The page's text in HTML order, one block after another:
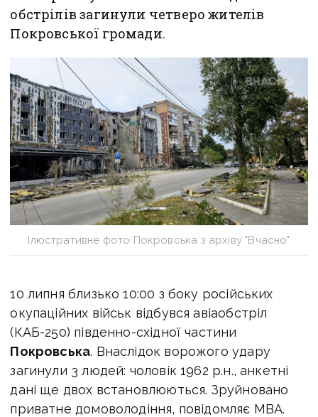
обстрілів загинули четверо жителів
Покровської громади.
Ілюстративне фото Покровська з архіву "Вчасно"
10 липня близько 10:00 з боку російських
окупаційних військ відбувся авіаобстріл
(КАБ-250) південно-східної частини
Покровська. Внаслідок ворожого удару
загинули 3 людей: чоловік 1962 р.н., анкетні
дані ще двох встановлюються. Зруйновано
приватне домоволодіння, повідомляє МВА.